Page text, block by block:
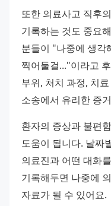
또한 의료사고 직후
기록하는 것도 중요
분들이 "나중에 생각
찍어둘걸..."이라고
부위, 처치 과정, 치
소송에서 유리한 증
환자의 증상과 불편
도움이 됩니다. 날짜
의료진과 어떤 대화
기록해두면 나중에
자료가 될 수 있어요.